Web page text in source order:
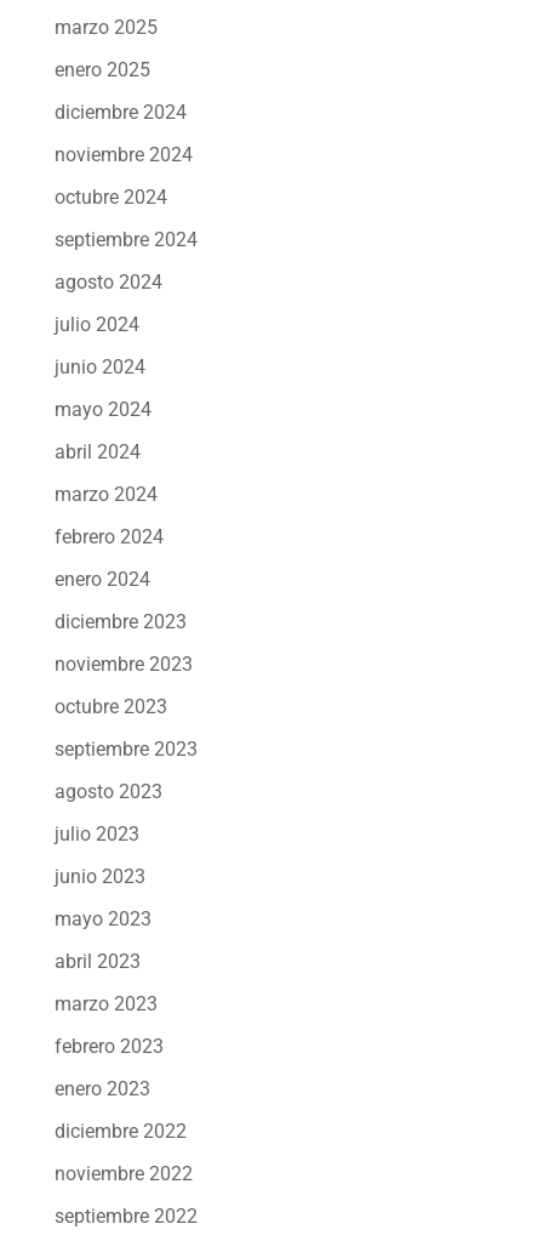
marzo 2025
enero 2025
diciembre 2024
noviembre 2024
octubre 2024
septiembre 2024
agosto 2024
julio 2024
junio 2024
mayo 2024
abril 2024
marzo 2024
febrero 2024
enero 2024
diciembre 2023
noviembre 2023
octubre 2023
septiembre 2023
agosto 2023
julio 2023
junio 2023
mayo 2023
abril 2023
marzo 2023
febrero 2023
enero 2023
diciembre 2022
noviembre 2022
septiembre 2022